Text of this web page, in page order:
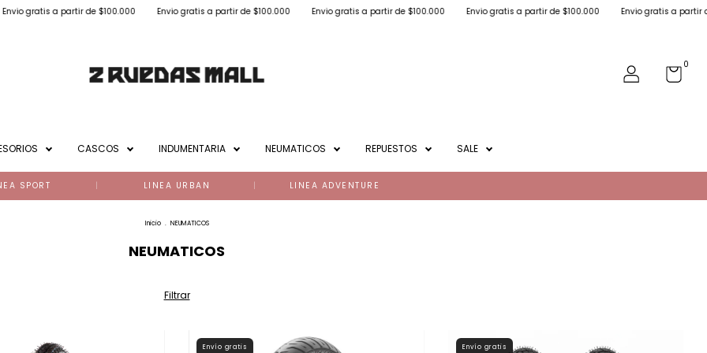
de $100.000 Envio gratis a partir de $100.000 Envio gratis a partir de $100.000 Envio gratis a partir de $100.000 Envio gratis a partir de $100.000
0
CASCOS INDUMENTARIA NEUMATICOS REPUESTOS SALE
LINEA ADVENTURE
SPORT LINEA URBAN
Inicio . NEUMATICOS
NEUMATICOS
Filtrar
Envío gratis Envío gratis